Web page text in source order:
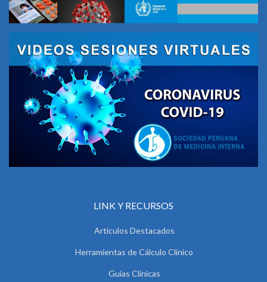
LINK Y RECURSOS
Artículos Destacados
Herramientas de Cálculo Clínico
Guías Clínicas